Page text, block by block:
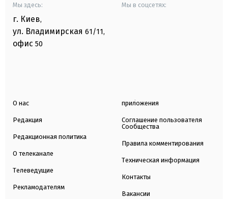
Мы здесь:
г. Киев,
ул. Владимирская 61/11,
офис 50
Мы в соцсетях:
О нас
Редакция
Редакционная политика
О телеканале
Телеведущие
Рекламодателям
приложения
Соглашение пользователя
Сообщества
Правила комментирования
Техническая информация
Контакты
Вакансии